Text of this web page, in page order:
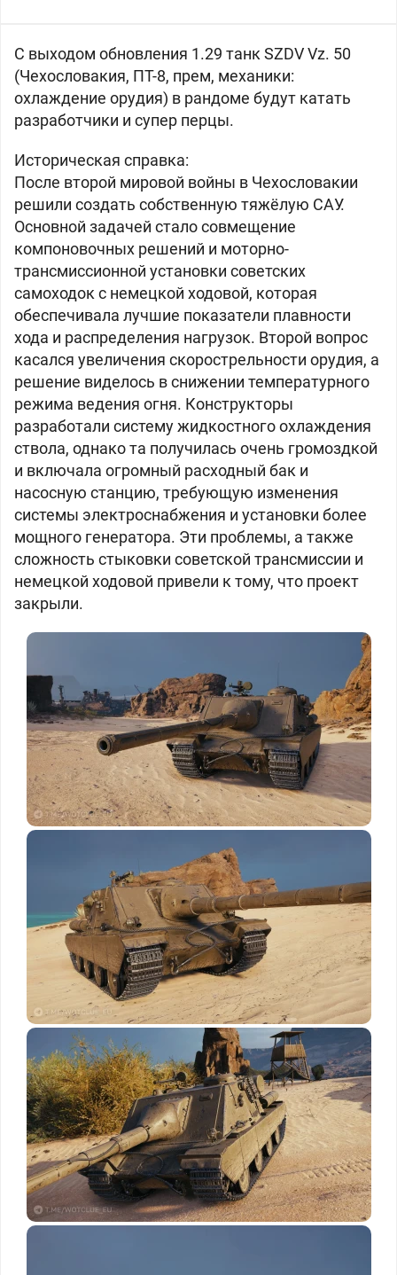
С выходом обновления 1.29 танк SZDV Vz. 50
(Чехословакия, ПТ-8, прем, механики:
охлаждение орудия) в рандоме будут катать
разработчики и супер перцы.
Историческая справка:
После второй мировой войны в Чехословакии
решили создать собственную тяжёлую САУ.
Основной задачей стало совмещение
компоновочных решений и моторно-
трансмиссионной установки советских
самоходок с немецкой ходовой, которая
обеспечивала лучшие показатели плавности
хода и распределения нагрузок. Второй вопрос
касался увеличения скорострельности орудия, а
решение виделось в снижении температурного
режима ведения огня. Конструкторы
разработали систему жидкостного охлаждения
ствола, однако та получилась очень громоздкой
и включала огромный расходный бак и
насосную станцию, требующую изменения
системы электроснабжения и установки более
мощного генератора. Эти проблемы, а также
сложность стыковки советской трансмиссии и
немецкой ходовой привели к тому, что проект
закрыли.